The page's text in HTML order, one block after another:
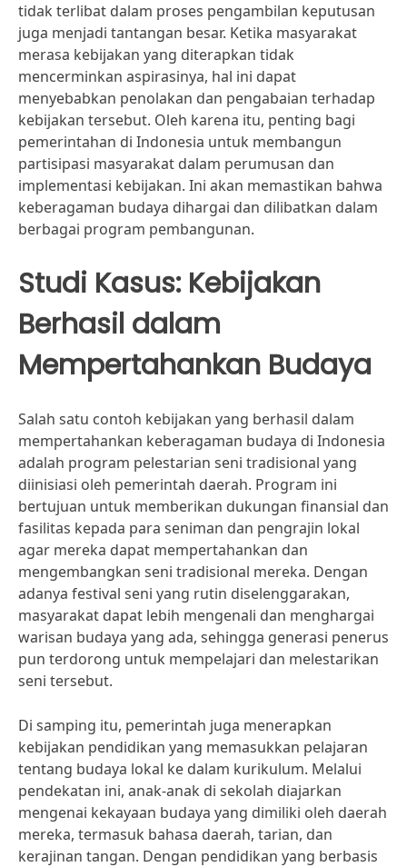
tidak terlibat dalam proses pengambilan keputusan
juga menjadi tantangan besar. Ketika masyarakat
merasa kebijakan yang diterapkan tidak
mencerminkan aspirasinya, hal ini dapat
menyebabkan penolakan dan pengabaian terhadap
kebijakan tersebut. Oleh karena itu, penting bagi
pemerintahan di Indonesia untuk membangun
partisipasi masyarakat dalam perumusan dan
implementasi kebijakan. Ini akan memastikan bahwa
keberagaman budaya dihargai dan dilibatkan dalam
berbagai program pembangunan.
Studi Kasus: Kebijakan
Berhasil dalam
Mempertahankan Budaya
Salah satu contoh kebijakan yang berhasil dalam
mempertahankan keberagaman budaya di Indonesia
adalah program pelestarian seni tradisional yang
diinisiasi oleh pemerintah daerah. Program ini
bertujuan untuk memberikan dukungan finansial dan
fasilitas kepada para seniman dan pengrajin lokal
agar mereka dapat mempertahankan dan
mengembangkan seni tradisional mereka. Dengan
adanya festival seni yang rutin diselenggarakan,
masyarakat dapat lebih mengenali dan menghargai
warisan budaya yang ada, sehingga generasi penerus
pun terdorong untuk mempelajari dan melestarikan
seni tersebut.
Di samping itu, pemerintah juga menerapkan
kebijakan pendidikan yang memasukkan pelajaran
tentang budaya lokal ke dalam kurikulum. Melalui
pendekatan ini, anak-anak di sekolah diajarkan
mengenai kekayaan budaya yang dimiliki oleh daerah
mereka, termasuk bahasa daerah, tarian, dan
kerajinan tangan. Dengan pendidikan yang berbasis